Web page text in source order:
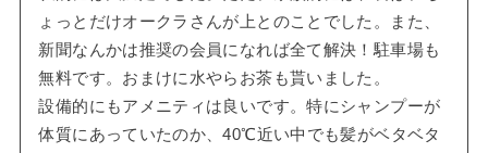
ょっとだけオークラさんが上とのことでした。また、
新聞なんかは推奨の会員になれば全て解決！駐車場も
無料です。おまけに水やらお茶も貰いました。
設備的にもアメニティは良いです。特にシャンプーが
体質にあっていたのか、40℃近い中でも髪がベタベタ